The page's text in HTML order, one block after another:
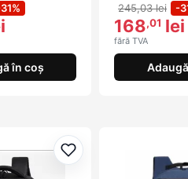
în coș
245,03 lei -
168,01 lei
fără TVA
Adaugă la favorite